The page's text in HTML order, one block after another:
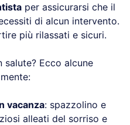
per assicurarsi che il
di alcun intervento.
più rilassati e sicuri.
salute? Ecco alcune
vacanza: spazzolino e
alleati del sorriso e